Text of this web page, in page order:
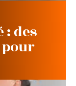
: des